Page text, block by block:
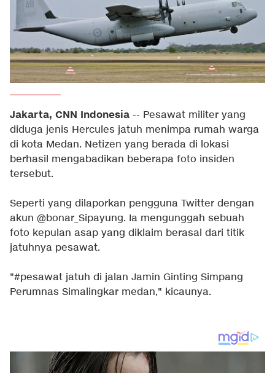
Jakarta, CNN Indonesia -- Pesawat militer yang
diduga jenis Hercules jatuh menimpa rumah warga
di kota Medan. Netizen yang berada di lokasi
berhasil mengabadikan beberapa foto insiden
tersebut.
Seperti yang dilaporkan pengguna Twitter dengan
akun @bonar_Sipayung. Ia mengunggah sebuah
foto kepulan asap yang diklaim berasal dari titik
jatuhnya pesawat.
"#pesawat jatuh di jalan Jamin Ginting Simpang
Perumnas Simalingkar medan," kicaunya.